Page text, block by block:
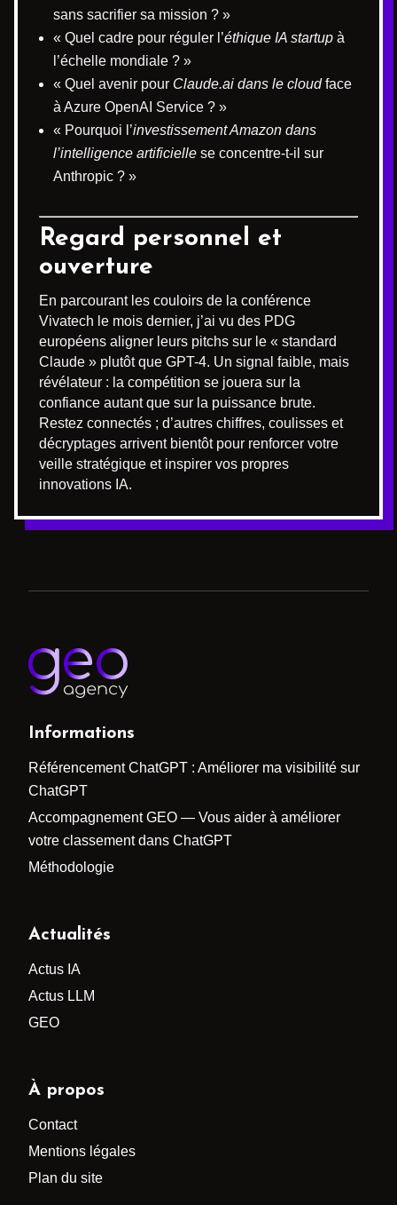
sans sacrifier sa mission ? »
« Quel cadre pour réguler l’éthique IA startup à
l’échelle mondiale ? »
« Quel avenir pour Claude.ai dans le cloudface
à Azure OpenAI Service ? »
« Pourquoi l’investissement Amazon dans
l’intelligence artificielle se concentre-t-il sur
Anthropic ? »
Regard personnel et
ouverture
En parcourant les couloirs de la conférence
Vivatech le mois dernier, j’ai vu des PDG
européens aligner leurs pitchs sur le « standard
Claude » plutôt que GPT-4. Un signal faible, mais
révélateur : la compétition se jouera sur la
confiance autant que sur la puissance brute.
Restez connectés ; d’autres chiffres, coulisses et
décryptages arrivent bientôt pour renforcer votre
veille stratégique et inspirer vos propres
innovations IA.
Informations
Référencement ChatGPT : Améliorer ma visibilité sur
ChatGPT
Accompagnement GEO — Vous aider à améliorer
votre classement dans ChatGPT
Méthodologie
Actualités
Actus IA
Actus LLM
GEO
À propos
Contact
Mentions légales
Plan du site